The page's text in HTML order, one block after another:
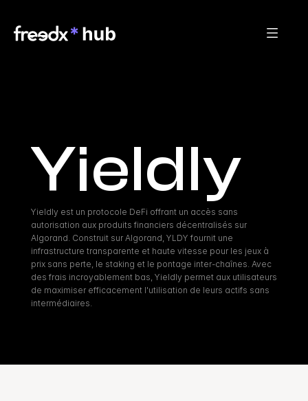
Yieldly
Yieldly est un protocole DeFi offrant un accès sans
autorisation aux produits financiers décentralisés sur
Algorand. Construit sur Algorand, YLDY fournit une
infrastructure transparente et haute vitesse pour les jeux à
prix sans perte, le staking et le pontage inter-chaînes. Avec
des frais incroyablement bas, Yieldly permet aux utilisateurs
de maximiser efficacement l'utilisation de leurs actifs sans
intermédiaires.